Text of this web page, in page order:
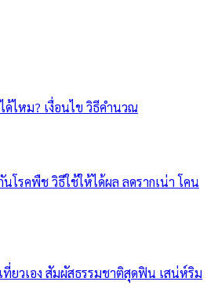
ไหม? เงื่อนไข วิธีคำนวณ
นโรคพืช วิธีใช้ให้ได้ผล ลดรากเน่า โคน
ที่ยวเอง สัมผัสธรรมชาติสุดฟิน เสน่ห์ริม